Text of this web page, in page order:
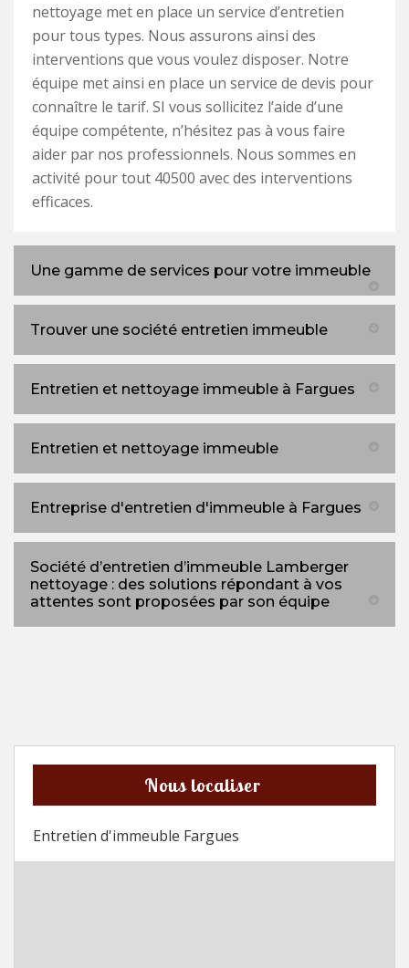
nettoyage met en place un service d’entretien
pour tous types. Nous assurons ainsi des
interventions que vous voulez disposer. Notre
équipe met ainsi en place un service de devis pour
connaître le tarif. SI vous sollicitez l’aide d’une
équipe compétente, n’hésitez pas à vous faire
aider par nos professionnels. Nous sommes en
activité pour tout 40500 avec des interventions
efficaces.
Une gamme de services pour votre immeuble
Trouver une société entretien immeuble
Entretien et nettoyage immeuble à Fargues
Entretien et nettoyage immeuble
Entreprise d'entretien d'immeuble à Fargues
Société d’entretien d’immeuble Lamberger
nettoyage : des solutions répondant à vos
attentes sont proposées par son équipe
Nous localiser
Entretien d'immeuble Fargues